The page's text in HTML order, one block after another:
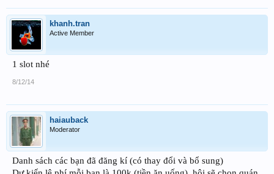
khanh.tran
Active Member
1 slot nhé
8/12/14
haiauback
Moderator
Danh sách các bạn đã đăng kí (có thay đổi và bổ sung)